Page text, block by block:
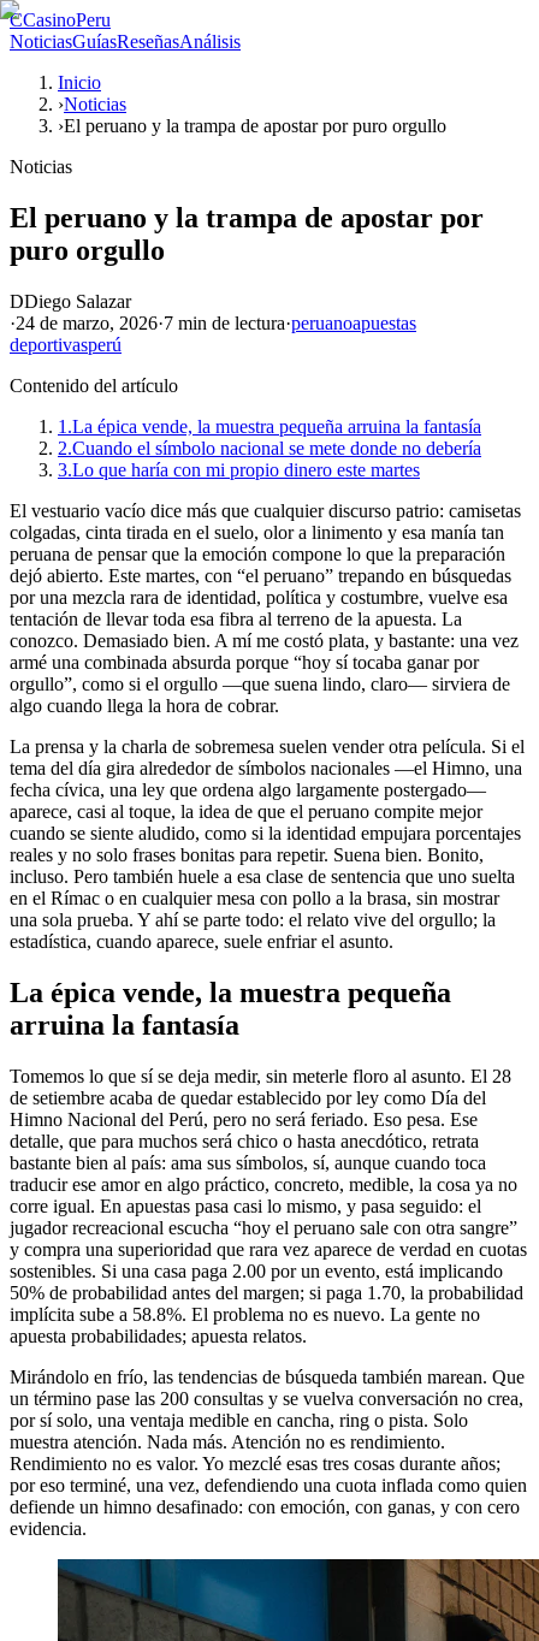
CCasinoPeru
NoticiasGuíasReseñasAnálisis
Inicio
›Noticias
›El peruano y la trampa de apostar por puro orgullo
Noticias
El peruano y la trampa de apostar por
puro orgullo
DDiego Salazar
·24 de marzo, 2026·7 min de lectura·peruanoapuestas
deportivasperú
Contenido del artículo
1.La épica vende, la muestra pequeña arruina la fantasía
2.Cuando el símbolo nacional se mete donde no debería
3.Lo que haría con mi propio dinero este martes
El vestuario vacío dice más que cualquier discurso patrio: camisetas
colgadas, cinta tirada en el suelo, olor a linimento y esa manía tan
peruana de pensar que la emoción compone lo que la preparación
dejó abierto. Este martes, con “el peruano” trepando en búsquedas
por una mezcla rara de identidad, política y costumbre, vuelve esa
tentación de llevar toda esa fibra al terreno de la apuesta. La
conozco. Demasiado bien. A mí me costó plata, y bastante: una vez
armé una combinada absurda porque “hoy sí tocaba ganar por
orgullo”, como si el orgullo —que suena lindo, claro— sirviera de
algo cuando llega la hora de cobrar.
La prensa y la charla de sobremesa suelen vender otra película. Si el
tema del día gira alrededor de símbolos nacionales —el Himno, una
fecha cívica, una ley que ordena algo largamente postergado—
aparece, casi al toque, la idea de que el peruano compite mejor
cuando se siente aludido, como si la identidad empujara porcentajes
reales y no solo frases bonitas para repetir. Suena bien. Bonito,
incluso. Pero también huele a esa clase de sentencia que uno suelta
en el Rímac o en cualquier mesa con pollo a la brasa, sin mostrar
una sola prueba. Y ahí se parte todo: el relato vive del orgullo; la
estadística, cuando aparece, suele enfriar el asunto.
La épica vende, la muestra pequeña
arruina la fantasía
Tomemos lo que sí se deja medir, sin meterle floro al asunto. El 28
de setiembre acaba de quedar establecido por ley como Día del
Himno Nacional del Perú, pero no será feriado. Eso pesa. Ese
detalle, que para muchos será chico o hasta anecdótico, retrata
bastante bien al país: ama sus símbolos, sí, aunque cuando toca
traducir ese amor en algo práctico, concreto, medible, la cosa ya no
corre igual. En apuestas pasa casi lo mismo, y pasa seguido: el
jugador recreacional escucha “hoy el peruano sale con otra sangre”
y compra una superioridad que rara vez aparece de verdad en cuotas
sostenibles. Si una casa paga 2.00 por un evento, está implicando
50% de probabilidad antes del margen; si paga 1.70, la probabilidad
implícita sube a 58.8%. El problema no es nuevo. La gente no
apuesta probabilidades; apuesta relatos.
Mirándolo en frío, las tendencias de búsqueda también marean. Que
un término pase las 200 consultas y se vuelva conversación no crea,
por sí solo, una ventaja medible en cancha, ring o pista. Solo
muestra atención. Nada más. Atención no es rendimiento.
Rendimiento no es valor. Yo mezclé esas tres cosas durante años;
por eso terminé, una vez, defendiendo una cuota inflada como quien
defiende un himno desafinado: con emoción, con ganas, y con cero
evidencia.